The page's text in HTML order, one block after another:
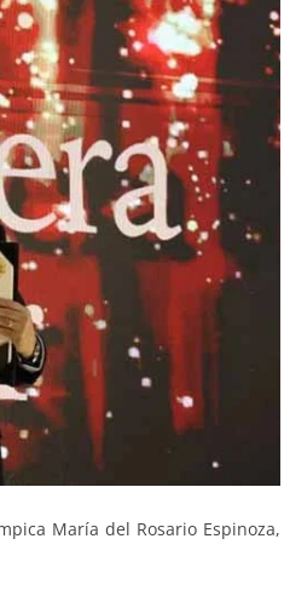
María del Rosario Espinoza,